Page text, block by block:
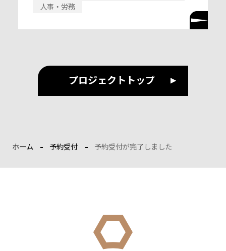
人事・労務
プロジェクトトップ
ホーム 予約受付 予約受付が完了しました